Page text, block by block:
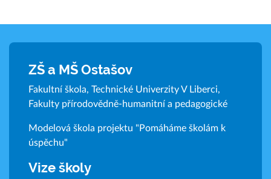
ZŠ a MŠ Ostašov
Fakultní škola, Technické Univerzity V Liberci,
Fakulty přírodovědně-humanitní a pedagogické
Modelová škola projektu "Pomáháme školám k
úspěchu"
Vize školy